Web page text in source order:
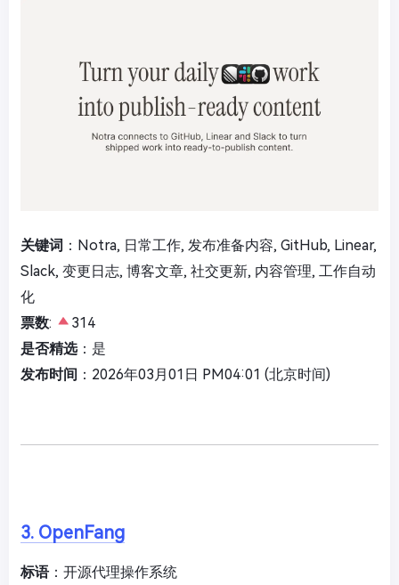
关键词 ：Notra, 日常工作, 发布准备内容, GitHub, Linear,
Slack, 变更日志, 博客文章, 社交更新, 内容管理, 工作自动
化
票数:
314
是否精选：是
发布时间 ：2026年03月01日 PM04:01 (北京时间)
3. OpenFang
标语：开源代理操作系统